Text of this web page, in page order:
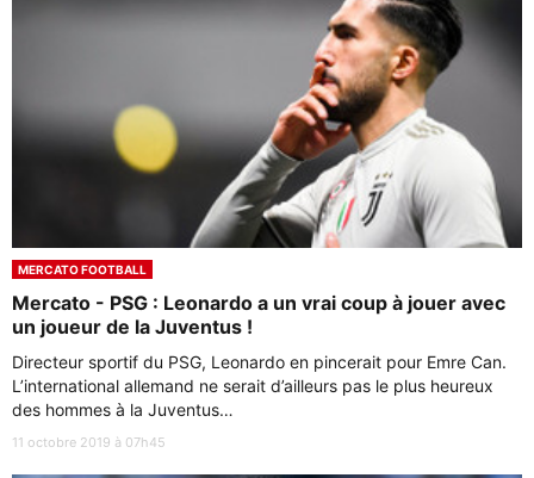
MERCATO FOOTBALL
Mercato - PSG : Leonardo a un vrai coup à jouer avec
un joueur de la Juventus !
Directeur sportif du PSG, Leonardo en pincerait pour Emre Can.
L’international allemand ne serait d’ailleurs pas le plus heureux
des hommes à la Juventus…
11 octobre 2019 à 07h45